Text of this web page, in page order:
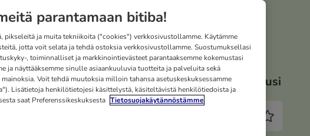
Etusi
parantamaan bitiba!
pikseleitä ja muita tekniikoita ("cookies") verkkosivustollamme. Käytämme
jotta voit selata ja tehdä ostoksia verkkosivustollamme. Suostumuksellasi
, toiminnalliset ja markkinointievästeet parantaaksemme kokemustasi
ja näyttääksemme sinulle asiaankuuluvia tuotteita ja palveluita sekä
Voit tehdä muutoksia milloin tahansa asetuskeskuksessamme
Lisätietoja henkilötietojesi käsittelystä, käsiteltävistä henkilötiedoista ja
saat Preferenssikeskuksesta Tietosuojakäytännöstämme